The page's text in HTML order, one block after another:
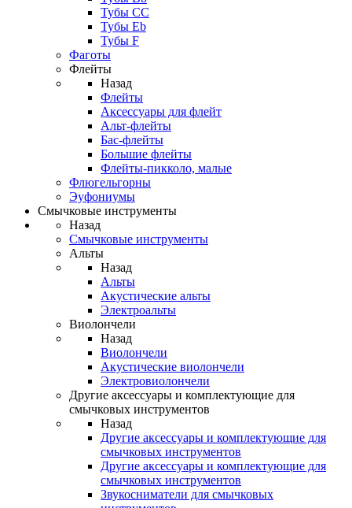
Тубы CC
Тубы Eb
Тубы F
Фаготы
Флейты
Назад
Флейты
Аксессуары для флейт
Альт-флейты
Бас-флейты
Большие флейты
Флейты-пикколо, малые
Флюгельгорны
Эуфониумы
Смычковые инструменты
Назад
Смычковые инструменты
Альты
Назад
Альты
Акустические альты
Электроальты
Виолончели
Назад
Виолончели
Акустические виолончели
Электровиолончели
Другие аксессуары и комплектующие для
смычковых инструментов
Назад
Другие аксессуары и комплектующие для
смычковых инструментов
Другие аксессуары и комплектующие для
смычковых инструментов
Звукосниматели для смычковых